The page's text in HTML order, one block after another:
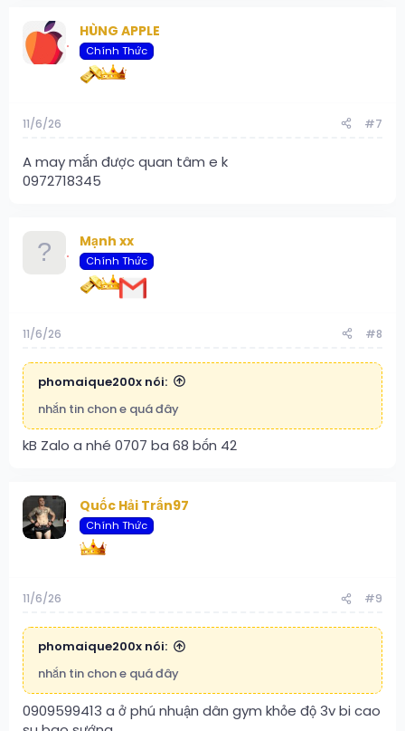
HÙNG APPLE
Chính Thức
11/6/26 #7
A may mắn được quan tâm e k
0972718345
Mạnh xx
Chính Thức
11/6/26 #8
phomaique200x nói:
nhắn tin chon e quá đây
kB Zalo a nhé 0707 ba 68 bốn 42
Quốc Hải Trấn97
Chính Thức
11/6/26 #9
phomaique200x nói:
nhắn tin chon e quá đây
0909599413 a ở phú nhuận dân gym khỏe độ 3v bi cao